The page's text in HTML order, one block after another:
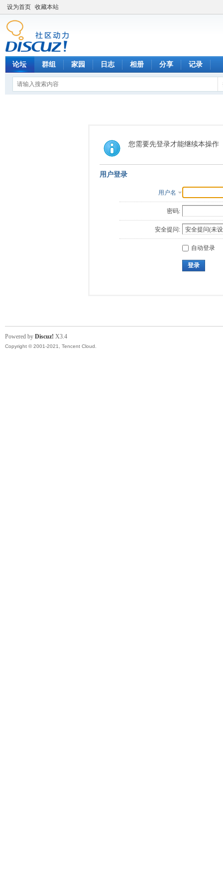
设为首页 收藏本站
论坛 群组 家园 日志 相册 分享 记录
您需要先登录才能继续本操作
用户登录
用户名
密码:
安全提问:
自动登录
登录
Powered by Discuz! X3.4
Copyright © 2001-2021, Tencent Cloud.